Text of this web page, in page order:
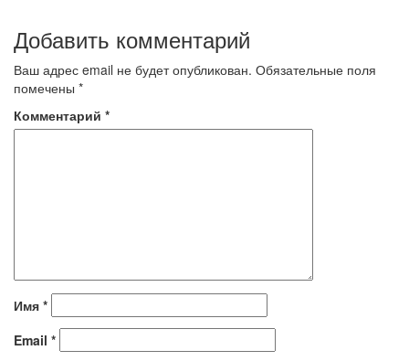
Добавить комментарий
Ваш адрес email не будет опубликован. Обязательные поля
помечены *
Комментарий *
Имя *
Email *